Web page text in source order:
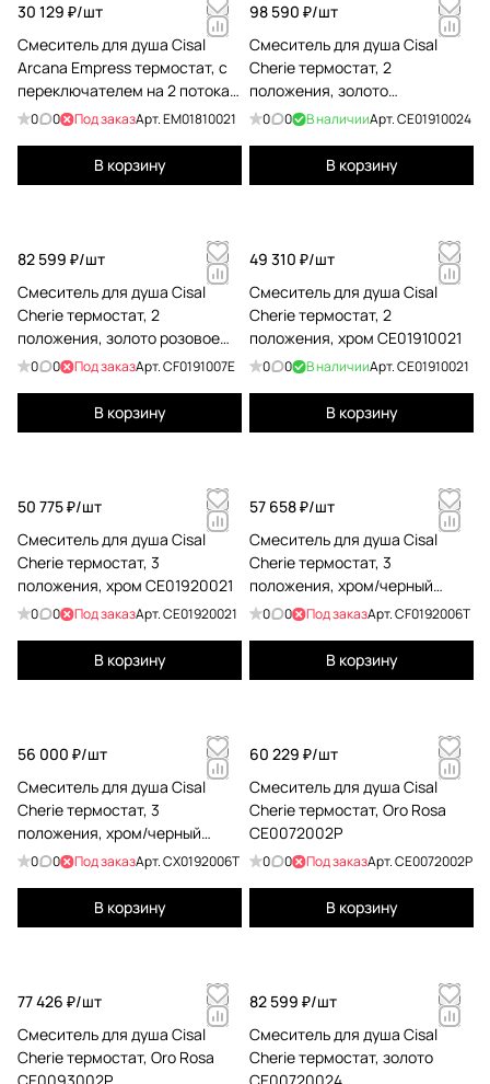
30 129 ₽/шт
Cмеситель для душа Cisal
Arcana Empress термостат, с
переключателем на 2 потока,
хром EM01810021
0 0 Под заказАрт.EM01810021
В корзину
98 590 ₽/шт
Cмеситель для душа Cisal
Cherie термостат, 2
положения, золото
CE01910024
0 0 В наличииАрт.CE01910024
В корзину
82 599 ₽/шт
Cмеситель для душа Cisal
Cherie термостат, 2
положения, золото розовое
CF0191007E
0 0 Под заказАрт.CF0191007E
В корзину
49 310 ₽/шт
Cмеситель для душа Cisal
Cherie термостат, 2
положения, хром CE01910021
0 0 В наличииАрт.CE01910021
В корзину
50 775 ₽/шт
Cмеситель для душа Cisal
Cherie термостат, 3
положения, хром CE01920021
0 0 Под заказАрт.CE01920021
В корзину
57 658 ₽/шт
Cмеситель для душа Cisal
Cherie термостат, 3
положения, хром/черный
матовый CF0192006T
0 0 Под заказАрт.CF0192006T
В корзину
56 000 ₽/шт
Cмеситель для душа Cisal
Cherie термостат, 3
положения, хром/черный
матовый CX0192006T
0 0 Под заказАрт.CX0192006T
В корзину
60 229 ₽/шт
Cмеситель для душа Cisal
Cherie термостат, Oro Rosa
CE0072002P
0 0 Под заказАрт.CE0072002P
В корзину
77 426 ₽/шт
Cмеситель для душа Cisal
Cherie термостат, Oro Rosa
82 599 ₽/шт
Cмеситель для душа Cisal
Cherie термостат, золото